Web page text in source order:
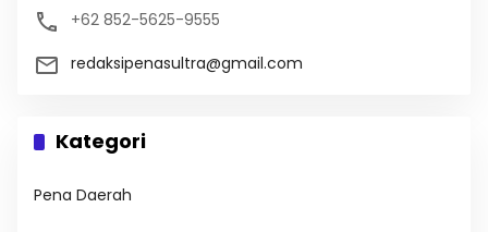
+62 852-5625-9555
redaksipenasultra@gmail.com
Kategori
Pena Daerah